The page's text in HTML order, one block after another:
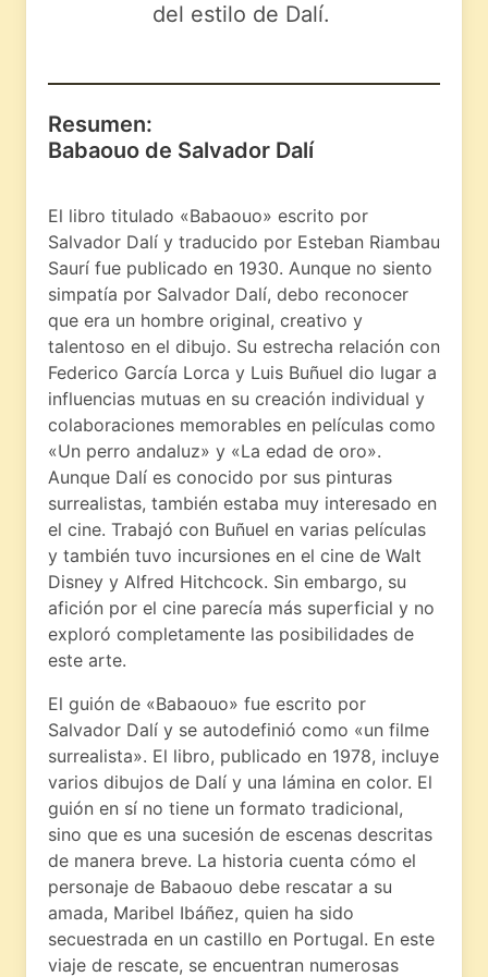
del estilo de Dalí.
Resumen:
Babaouo de Salvador Dalí
El libro titulado «Babaouo» escrito por
Salvador Dalí y traducido por Esteban Riambau
Saurí fue publicado en 1930. Aunque no siento
simpatía por Salvador Dalí, debo reconocer
que era un hombre original, creativo y
talentoso en el dibujo. Su estrecha relación con
Federico García Lorca y Luis Buñuel dio lugar a
influencias mutuas en su creación individual y
colaboraciones memorables en películas como
«Un perro andaluz» y «La edad de oro».
Aunque Dalí es conocido por sus pinturas
surrealistas, también estaba muy interesado en
el cine. Trabajó con Buñuel en varias películas
y también tuvo incursiones en el cine de Walt
Disney y Alfred Hitchcock. Sin embargo, su
afición por el cine parecía más superficial y no
exploró completamente las posibilidades de
este arte.
El guión de «Babaouo» fue escrito por
Salvador Dalí y se autodefinió como «un filme
surrealista». El libro, publicado en 1978, incluye
varios dibujos de Dalí y una lámina en color. El
guión en sí no tiene un formato tradicional,
sino que es una sucesión de escenas descritas
de manera breve. La historia cuenta cómo el
personaje de Babaouo debe rescatar a su
amada, Maribel Ibáñez, quien ha sido
secuestrada en un castillo en Portugal. En este
viaje de rescate, se encuentran numerosas